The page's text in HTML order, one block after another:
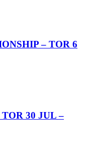
– TOR 6
30 JUL –